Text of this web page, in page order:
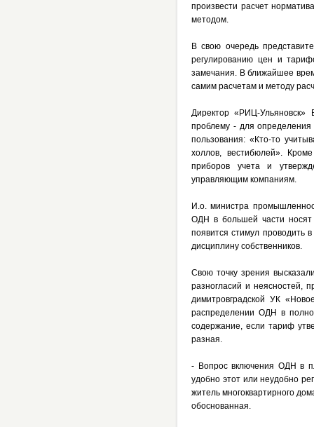
произвести расчет
методом.
В свою очередь
регулированию цен и
замечания. В ближайшее
самим расчетам и методу
Директор «РИЦ-Ульяновск»
проблему - для
пользования: «Кто-то
холлов, вестибюлей».
приборов учета и
управляющим компаниям.
И.о. министра
ОДН в большей части носят
появится стимул проводить
дисциплину собственников.
Свою точку зрения
разногласий и неясностей,
димитровградской УК
распределении ОДН в
содержание, если тариф
разная.
- Вопрос включения ОДН в
удобно этот или неудобно
житель многоквартирного
обоснованная.